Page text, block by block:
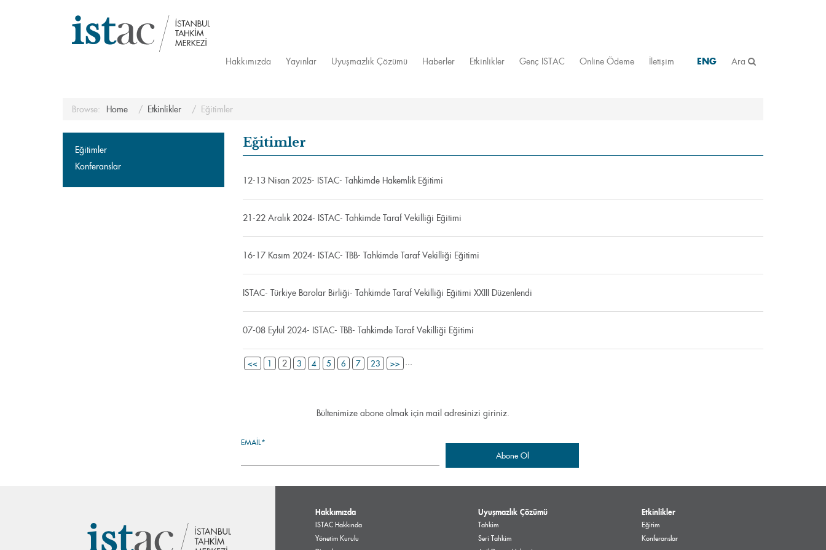
Hakkımızda Yayınlar Uyuşmazlık Çözümü Haberler Etkinlikler Genç ISTAC Online Ödeme İletişim ENG Ara
Browse: Home Etkinlikler Eğitimler
Eğitimler
Konferanslar
Eğitimler
12-13 Nisan 2025- ISTAC- Tahkimde Hakemlik Eğitimi
21-22 Aralık 2024- ISTAC- Tahkimde Taraf Vekilliği Eğitimi
16-17 Kasım 2024- ISTAC- TBB- Tahkimde Taraf Vekilliği Eğitimi
ISTAC- Türkiye Barolar Birliği- Tahkimde Taraf Vekilliği Eğitimi XXIII Düzenlendi
07-08 Eylül 2024- ISTAC- TBB- Tahkimde Taraf Vekilliği Eğitimi
<< 1 2 3 4 5 6 7 ...
23 >>
Bültenimize abone olmak için mail adresinizi giriniz.
EMAIL*
Hakkımızda
ISTAC Hakkında
Yönetim Kurulu
Uyuşmazlık Çözümü
Tahkim
Seri Tahkim
Etkinlikler
Eğitim
Konferanslar